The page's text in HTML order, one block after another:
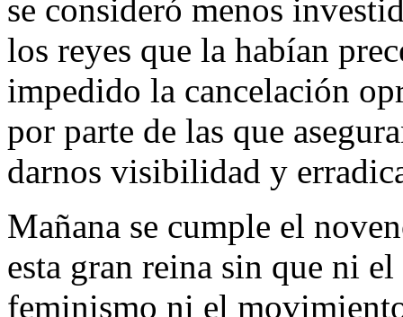
se consideró menos
los reyes que la habían
impedido la cancelación
por parte de las que
darnos visibilidad y
Mañana se cumple el
esta gran reina sin que ni
feminismo ni el